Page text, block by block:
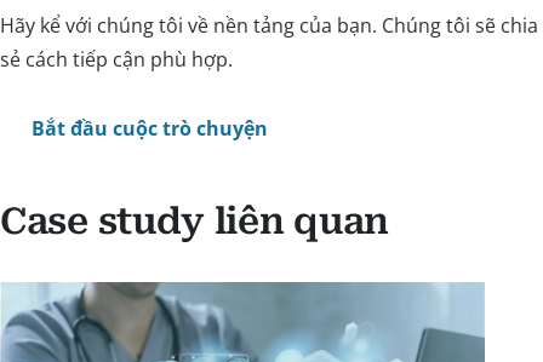
Hãy kể với chúng tôi về nền tảng của bạn. Chúng tôi sẽ chia
sẻ cách tiếp cận phù hợp.
Bắt đầu cuộc trò chuyện
Case study liên quan